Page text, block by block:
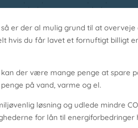
er der al mulig grund til at
hvis du får lavet et fornuftigt billigt
der være mange penge at spare
på vand, varme og el.
løsning og udlede mindre
for lån til energiforbedringer